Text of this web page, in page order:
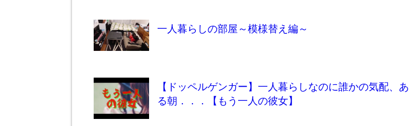
一人暮らしの部屋～模様替え編～
【ドッペルゲンガー】一人暮らしなのに誰かの気配、あ
る朝．．．【もう一人の彼女】